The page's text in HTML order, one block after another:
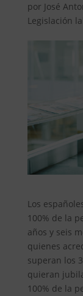
por José
Legislación
Los
100% de la
años y seis
quienes
superan los
quieran
100% de la